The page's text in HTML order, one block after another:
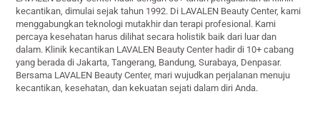
kecantikan, dimulai sejak tahun 1992. Di LAVALEN Beauty Center, kami
menggabungkan teknologi mutakhir dan terapi profesional. Kami
percaya kesehatan harus dilihat secara holistik baik dari luar dan
dalam. Klinik kecantikan LAVALEN Beauty Center hadir di 10+ cabang
yang berada di Jakarta, Tangerang, Bandung, Surabaya, Denpasar.
Bersama LAVALEN Beauty Center, mari wujudkan perjalanan menuju
kecantikan, kesehatan, dan kekuatan sejati dalam diri Anda.